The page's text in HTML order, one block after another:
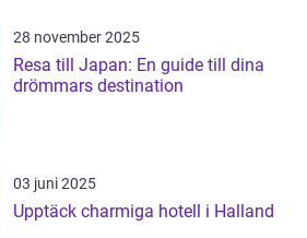
28 november 2025
Resa till Japan: En guide till dina
drömmars destination
03 juni 2025
Upptäck charmiga hotell i Halland